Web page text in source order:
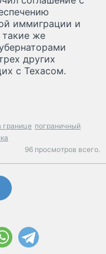
иммиграции и
такие же
других
с Техасом.
границе пограничный
96 просмотров всего.